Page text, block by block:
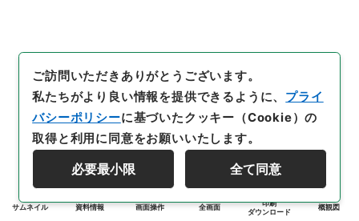
サムネイル 資料情報 画面操作 全画面
印刷
ダウンロード
概観図
ご訪問いただきありがとうございます。
私たちがより良い情報を提供できるように、 プライ
バシーポリシーに基づいたクッキー（Cookie）の
取得と利用に同意をお願いいたします。
必要最小限 全て同意